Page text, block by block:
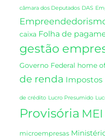
câmara dos Deputados DAS
caixa Folha de
gestão
Governo Federal home
de renda Impostos
de crédito Lucro Presumido
Provisória MEI
microempresas